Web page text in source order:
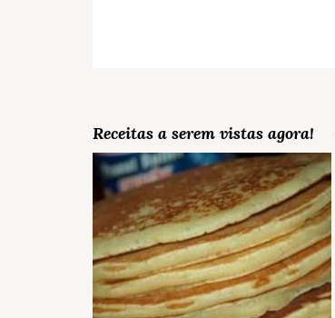
Receitas a serem vistas agora!